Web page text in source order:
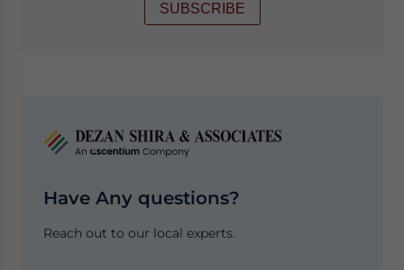
SUBSCRIBE
Have Any questions?
Reach out to our local experts.